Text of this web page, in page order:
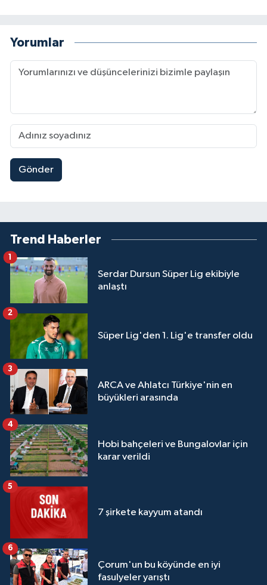
Yorumlar
Gönder
Trend Haberler
Serdar Dursun Süper Lig ekibiyle
anlaştı
1
Süper Lig'den 1. Lig'e transfer oldu
2
ARCA ve Ahlatcı Türkiye'nin en
büyükleri arasında
3
Hobi bahçeleri ve Bungalovlar için
karar verildi
4
7 şirkete kayyum atandı
5
Çorum'un bu köyünde en iyi
fasulyeler yarıştı
6